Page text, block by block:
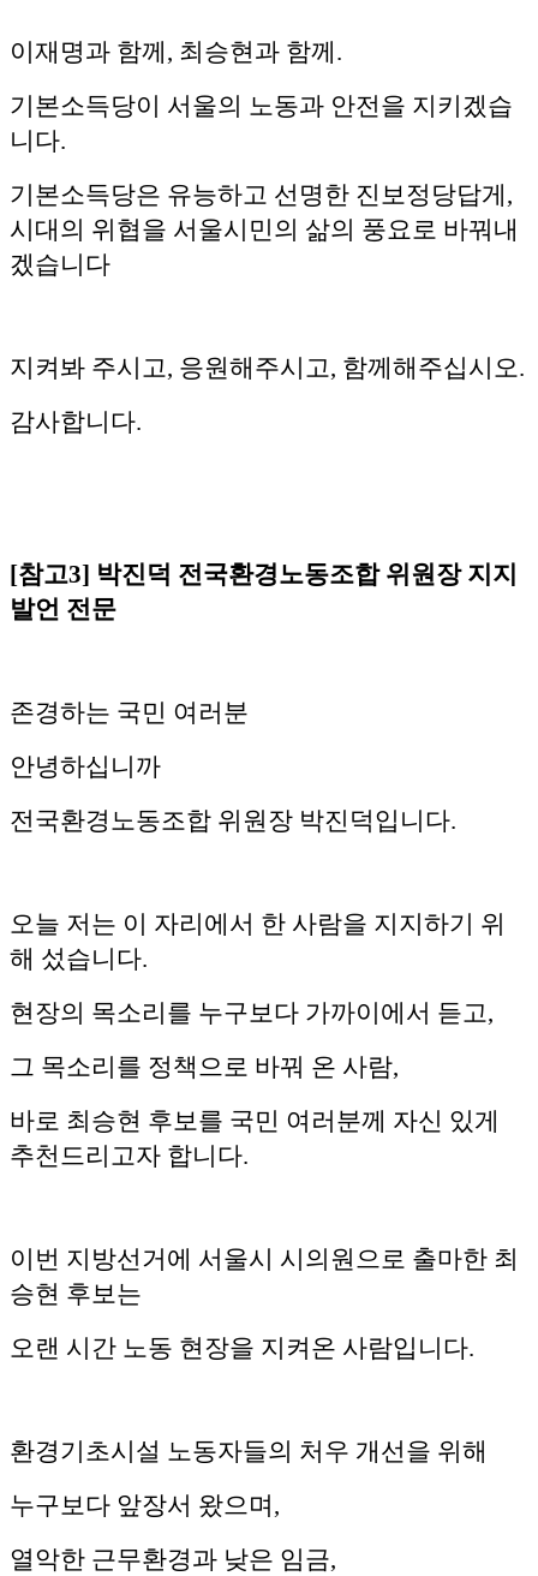
이재명과 함께, 최승현과 함께.
기본소득당이 서울의 노동과 안전을 지키겠습
니다.
기본소득당은 유능하고 선명한 진보정당답게,
시대의 위협을 서울시민의 삶의 풍요로 바꿔내
겠습니다
지켜봐 주시고, 응원해주시고, 함께해주십시오.
감사합니다.
[참고3] 박진덕 전국환경노동조합 위원장 지지
발언 전문
존경하는 국민 여러분
안녕하십니까
전국환경노동조합 위원장 박진덕입니다.
오늘 저는 이 자리에서 한 사람을 지지하기 위
해 섰습니다.
현장의 목소리를 누구보다 가까이에서 듣고,
그 목소리를 정책으로 바꿔 온 사람,
바로 최승현 후보를 국민 여러분께 자신 있게
추천드리고자 합니다.
이번 지방선거에 서울시 시의원으로 출마한 최
승현 후보는
오랜 시간 노동 현장을 지켜온 사람입니다.
환경기초시설 노동자들의 처우 개선을 위해
누구보다 앞장서 왔으며,
열악한 근무환경과 낮은 임금,